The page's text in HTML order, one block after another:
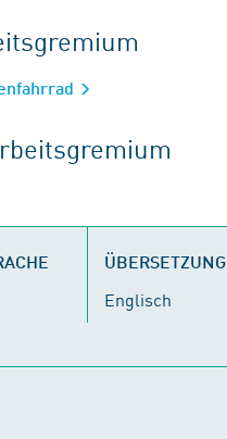
ÜBERSETZUNG
Englisch